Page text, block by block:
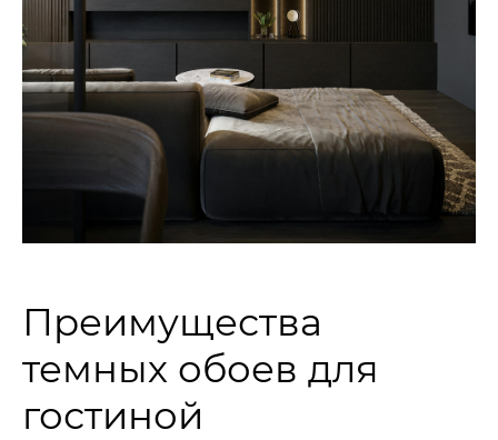
Преимущества
темных обоев для
гостиной